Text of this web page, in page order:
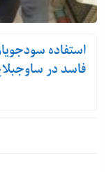
استفاده
فاسد در